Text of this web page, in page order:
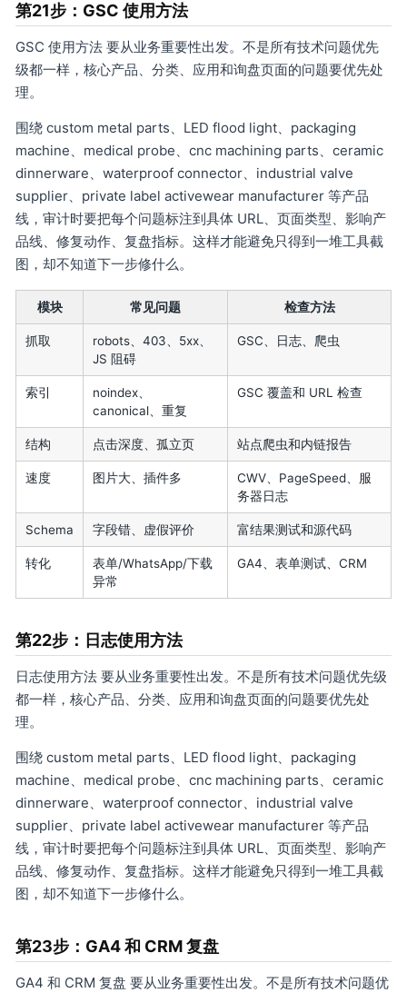
第21步：GSC 使用方法
GSC 使用方法 要从业务重要性出发。不是所有技术问题优先
级都一样，核心产品、分类、应用和询盘页面的问题要优先处
理。
围绕 custom metal parts、LED flood light、packaging
machine、medical probe、cnc machining parts、ceramic
dinnerware、waterproof connector、industrial valve
supplier、private label activewear manufacturer 等产品
线，审计时要把每个问题标注到具体 URL、页面类型、影响产
品线、修复动作、复盘指标。这样才能避免只得到一堆工具截
图，却不知道下一步修什么。
模块 常见问题 检查方法
抓取
robots、403、5xx、
JS 阻碍
GSC、日志、爬虫
索引
noindex、
canonical、重复
GSC 覆盖和 URL 检查
结构 点击深度、孤立页 站点爬虫和内链报告
速度 图片大、插件多
CWV、PageSpeed、服
务器日志
Schema 字段错、虚假评价 富结果测试和源代码
转化
表单/WhatsApp/下载
异常
GA4、表单测试、CRM
第22步：日志使用方法
日志使用方法 要从业务重要性出发。不是所有技术问题优先级
都一样，核心产品、分类、应用和询盘页面的问题要优先处
理。
围绕 custom metal parts、LED flood light、packaging
machine、medical probe、cnc machining parts、ceramic
dinnerware、waterproof connector、industrial valve
supplier、private label activewear manufacturer 等产品
线，审计时要把每个问题标注到具体 URL、页面类型、影响产
品线、修复动作、复盘指标。这样才能避免只得到一堆工具截
图，却不知道下一步修什么。
第23步：GA4 和 CRM 复盘
GA4 和 CRM 复盘 要从业务重要性出发。不是所有技术问题优